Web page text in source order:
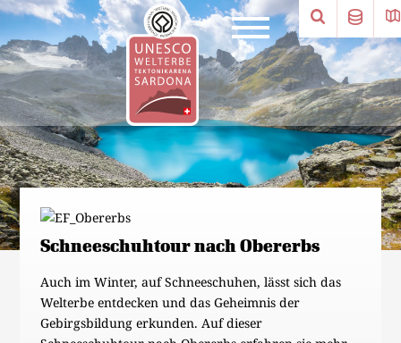
Schneeschuhtour nach Obererbs
Auch im Winter, auf Schneeschuhen, lässt sich das
Welterbe entdecken und das Geheimnis der
Gebirgsbildung erkunden. Auf dieser